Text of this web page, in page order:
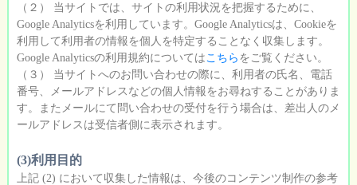
（２） 当サイトでは、サイトの利用状況を把握するために、
Google Analyticsを利用しています。Google Analyticsは、Cookieを
利用して利用者の情報を個人を特定することなく収集します。
Google Analyticsの利用規約についてはこちら をご覧ください。
（３） 当サイトへのお問い合わせの際に、利用者の氏名、電話
番号、メールアドレスなどの個人情報をお尋ねすることがありま
す。またメールにて問い合わせの受付を行う場合は、差出人のメ
ールアドレスは受信者側に表示されます。
(3)利用目的
上記 (2) において収集した情報は、今後のコンテンツ制作の参考